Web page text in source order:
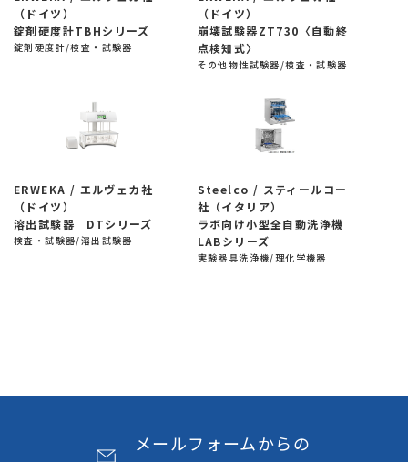
（ドイツ）
錠剤硬度計TBHシリーズ
錠剤硬度計/検査・試験器
（ドイツ）
崩壊試験器ZT730〈自動終
点検知式〉
その他物性試験器/検査・試験器
ERWEKA / エルヴェカ社
（ドイツ）
溶出試験器 DTシリーズ
検査・試験器/溶出試験器
Steelco / スティールコー
社（イタリア）
ラボ向け小型全自動洗浄機
LABシリーズ
実験器具洗浄機/理化学機器
メールフォームからの